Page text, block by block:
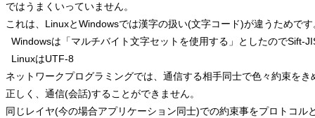
ではうまくいっていません。
これは、LinuxとWindowsでは漢字の扱い(文字コード)が違うためです
Windowsは「マルチバイト文字セットを使用する」としたのでSift-
  LinuxはUTF-8
ネットワークプログラミングでは、通信する相手同士で色々約束をき
正しく、通信(会話)することができません。
同じレイヤ(今の場合アプリケーション同士)での約束事をプロトコル